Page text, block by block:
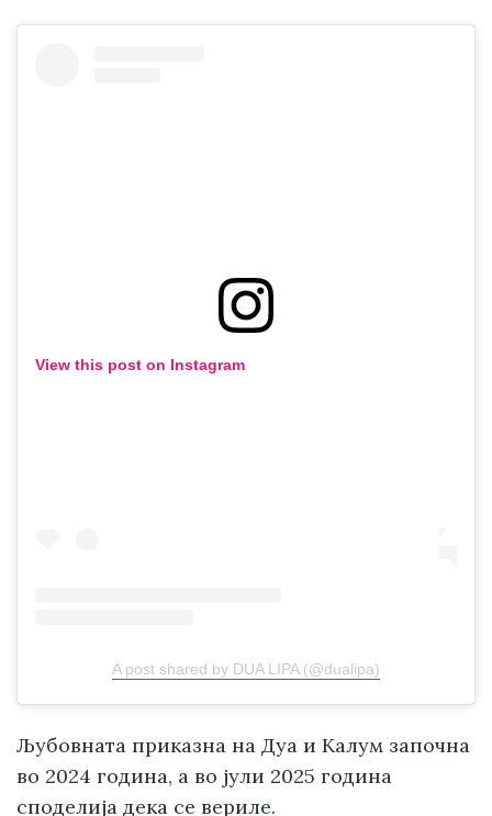
View this post on Instagram
A post shared by DUA LIPA (@dualipa)
Љубовната приказна на Дуа и Калум започна
во 2024 година, а во јули 2025 година
споделија дека се вериле.